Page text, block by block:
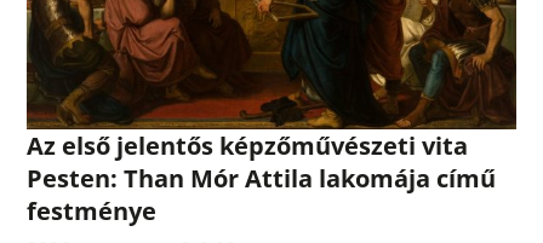
Az első jelentős képzőművészeti vita
Pesten: Than Mór Attila lakomája című
festménye